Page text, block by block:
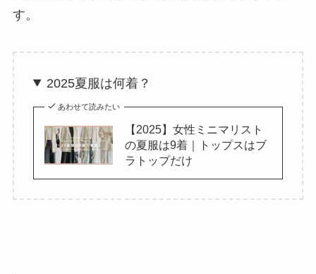
す。
2025夏服は何着？
あわせて読みたい
【2025】女性ミニマリスト
の夏服は9着｜トップスはブ
ラトップだけ